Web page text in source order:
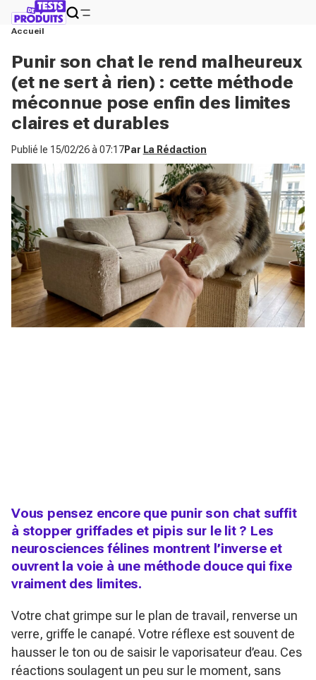
Accueil
Punir son chat le rend malheureux
(et ne sert à rien) : cette méthode
méconnue pose enfin des limites
claires et durables
Publié le 15/02/26 à 07:17Par La Rédaction
Vous pensez encore que punir son chat suffit
à stopper griffades et pipis sur le lit ? Les
neurosciences félines montrent l’inverse et
ouvrent la voie à une méthode douce qui fixe
vraiment des limites.
Votre chat grimpe sur le plan de travail, renverse un
verre, griffe le canapé. Votre réflexe est souvent de
hausser le ton ou de saisir le vaporisateur d’eau. Ces
réactions soulagent un peu sur le moment, sans